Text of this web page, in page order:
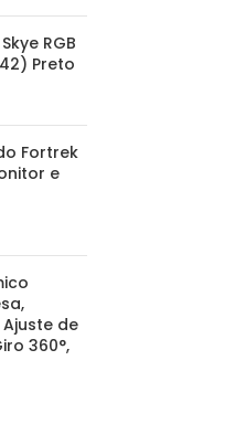
RGB
Preto
Fortrek
e
Ajuste de
360°,